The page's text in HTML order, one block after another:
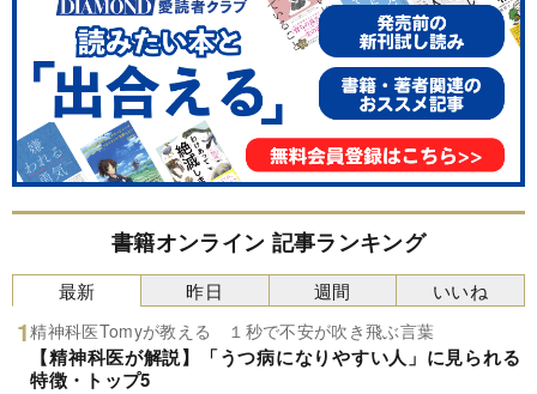
書籍オンライン 記事ランキング
最新
精神科医Tomyが教える １秒で不安が吹き飛ぶ言葉
【精神科医が解説】「うつ病になりやすい人」に見られる
特徴・トップ5
昨日 週間 いいね